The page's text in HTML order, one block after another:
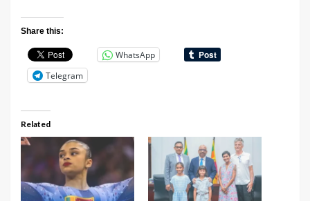
Share this:
WhatsApp
Telegram
Related